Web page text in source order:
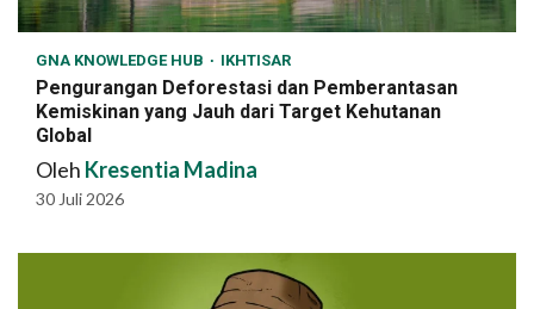
GNA KNOWLEDGE HUB IKHTISAR
Pengurangan Deforestasi dan Pemberantasan
Kemiskinan yang Jauh dari Target Kehutanan
Global
Oleh Kresentia Madina
30 Juli 2026